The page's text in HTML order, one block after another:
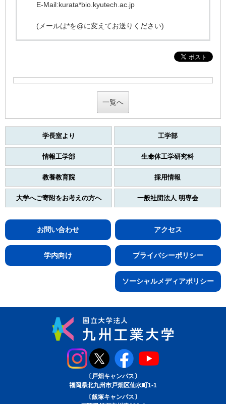
E-Mail:kurata*bio.kyutech.ac.jp
(メールは*を@に変えてお送りください)
一覧へ
学長室より 工学部
情報工学部 生命体工学研究科
教養教育院 採用情報
大学へご寄附をお考えの方へ 一般社団法人 明専会
アクセス
お問い合わせ
プライバシーポリシー
学内向け
ソーシャルメディアポリシー
〔戸畑キャンパス〕
福岡県北九州市戸畑区仙水町1-1
〔飯塚キャンパス〕